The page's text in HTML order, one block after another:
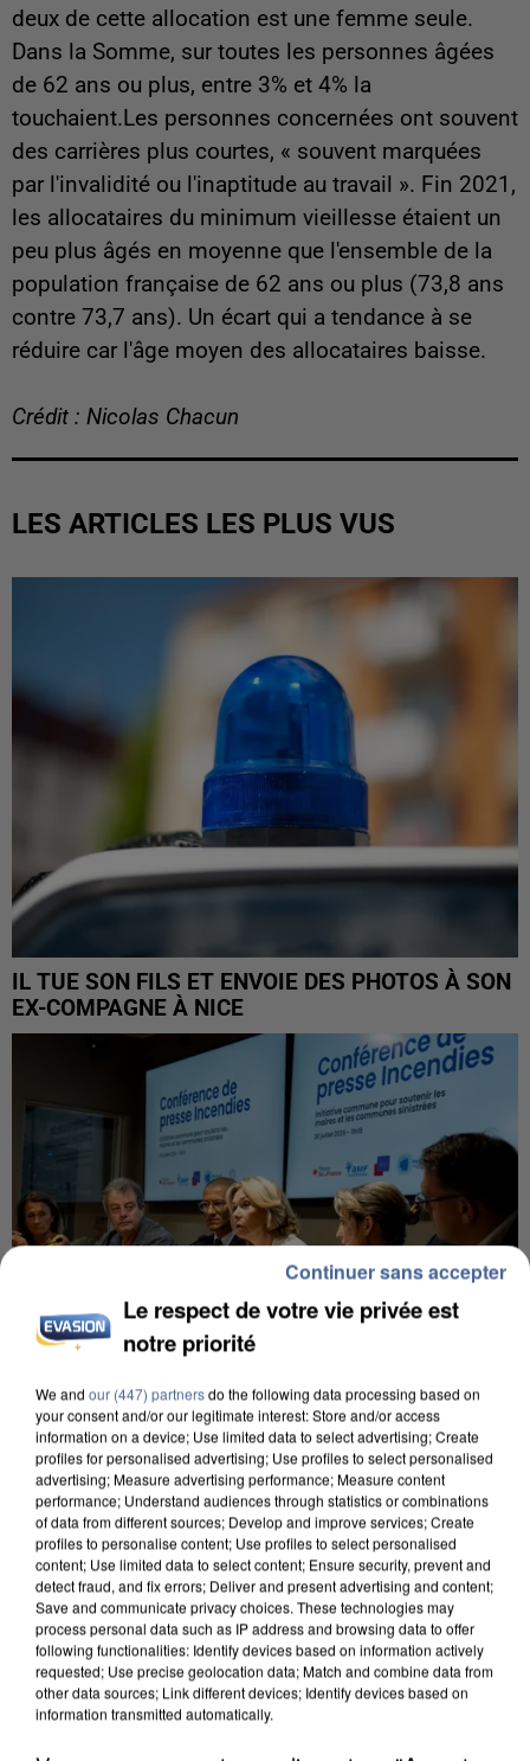
deux de cette allocation est une femme seule.
Dans la Somme, sur toutes les personnes âgées
de 62 ans ou plus, entre 3% et 4% la
touchaient.Les personnes concernées ont souvent
des carrières plus courtes, « souvent marquées
par l'invalidité ou l'inaptitude au travail ». Fin 2021,
les allocataires du minimum vieillesse étaient un
peu plus âgés en moyenne que l'ensemble de la
population française de 62 ans ou plus (73,8 ans
contre 73,7 ans). Un écart qui a tendance à se
réduire car l'âge moyen des allocataires baisse.
Crédit : Nicolas Chacun
LES ARTICLES LES PLUS VUS
IL TUE SON FILS ET ENVOIE DES PHOTOS À SON
EX-COMPAGNE À NICE
INCENDIES : L’ÎLE-DE-FRANCE LANCE UN ÉLAN
DE SOLIDARITÉ AVEC LES...
Le respect de votre vie privée est
notre priorité
We and our (447) partnersdo the following data processing based on
your consent and/or our legitimate interest: Store and/or access
information on a device; Use limited data to select advertising; Create
profiles for personalised advertising; Use profiles to select personalised
advertising; Measure advertising performance; Measure content
performance; Understand audiences through statistics or combinations
of data from different sources; Develop and improve services; Create
profiles to personalise content; Use profiles to select personalised
content; Use limited data to select content; Ensure security, prevent and
detect fraud, and fix errors; Deliver and present advertising and content;
Save and communicate privacy choices. These technologies may
process personal data such as IP address and browsing data to offer
following functionalities: Identify devices based on information actively
requested; Use precise geolocation data; Match and combine data from
other data sources; Link different devices; Identify devices based on
information transmitted automatically.
Continuer sans accepter